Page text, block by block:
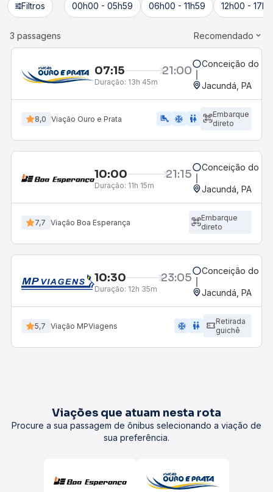
Filtros 00h00 - 05h59 06h00 - 11h59 12h00 -
3 passagens Recomendado
07:15 21:00
Duração: 13h 45m
Conceição do
Jacundá, PA
8,0 Viação Ouro e Prata airline_seat_legroom_extra ac_unit WC
Embarque
direto
10:00 21:15
Duração: 11h 15m
Conceição do
Jacundá, PA
7,7 Viação Boa Esperança
Embarque
direto
10:30 23:05
Duração: 12h 35m
Conceição do
Jacundá, PA
5,7 Viação MPViagens ac_unit wc
Retirada
guichê
Viações que atuam nesta rota
Procure a sua passagem de ônibus selecionando a viação de
sua preferência.